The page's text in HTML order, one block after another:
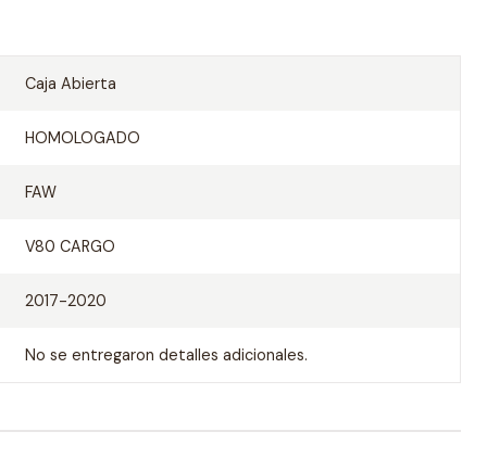
Caja Abierta
HOMOLOGADO
FAW
V80 CARGO
2017-2020
No se entregaron detalles adicionales.